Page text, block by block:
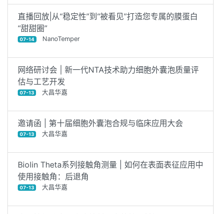
直播回放|从“稳定性”到“被看见”打造您专属的膜蛋白
“甜甜圈”
07-14 NanoTemper
网络研讨会 | 新一代NTA技术助力细胞外囊泡质量评
估与工艺开发
07-13 大昌华嘉
邀请函 | 第十届细胞外囊泡合规与临床应用大会
07-13 大昌华嘉
Biolin Theta系列接触角测量 | 如何在表面表征应用中
使用接触角：后退角
07-13 大昌华嘉